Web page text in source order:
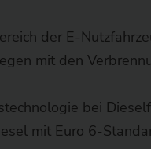
der E-
mit den
bei
mit Euro 6-